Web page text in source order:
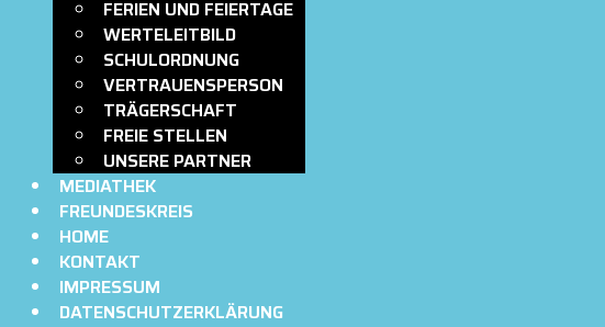
FERIEN UND FEIERTAGE
WERTELEITBILD
SCHULORDNUNG
VERTRAUENSPERSON
TRÄGERSCHAFT
FREIE STELLEN
UNSERE PARTNER
MEDIATHEK
FREUNDESKREIS
HOME
KONTAKT
IMPRESSUM
DATENSCHUTZERKLÄRUNG